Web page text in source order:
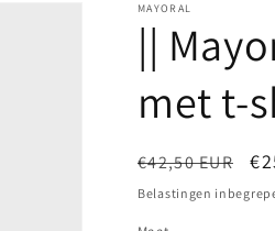
MAYORAL
||
met t-
Normale
prijs
€42,50 EUR
Belastingen